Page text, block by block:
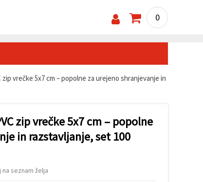
0
vrečke 5x7 cm – popolne za urejeno shranjevanje in
zip vrečke 5x7 cm – popolne
in razstavljanje, set 100
na seznam želja